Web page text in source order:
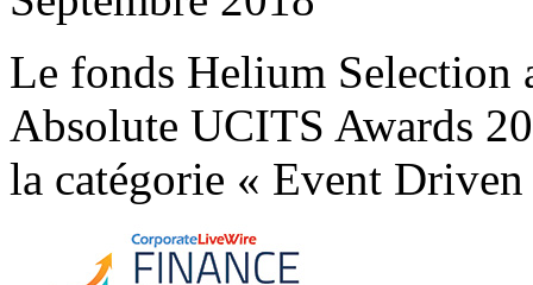
Le fonds Helium Selection
Absolute UCITS Awards
la catégorie « Event Driven